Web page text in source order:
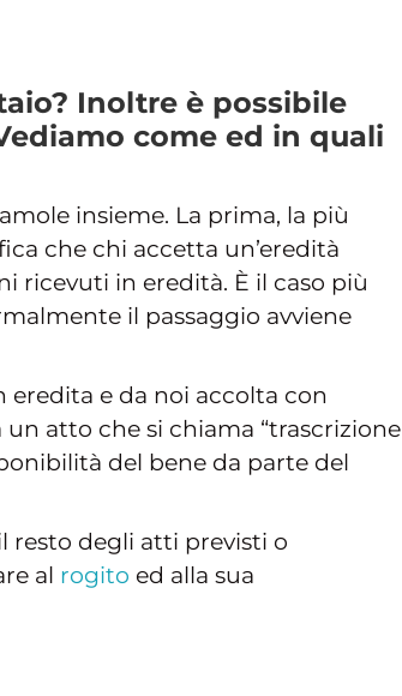
Inoltre è possibile
come ed in quali
insieme. La prima, la più
che chi accetta un’eredità
ricevuti in eredità. È il caso più
il passaggio avviene
eredita e da noi accolta con
atto che si chiama “trascrizione
del bene da parte del
resto degli atti previsti o
al rogito ed alla sua